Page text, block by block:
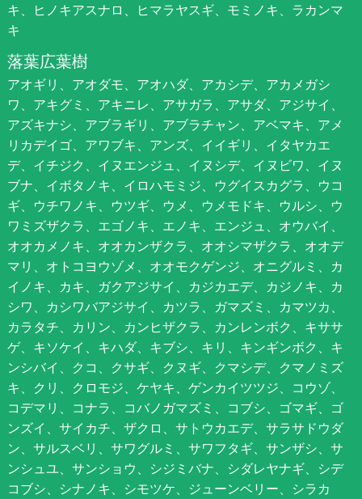
キ、ヒノキアスナロ、ヒマラヤスギ、モミノキ、ラカンマ
キ
落葉広葉樹
アオギリ、アオダモ、アオハダ、アカシデ、アカメガシ
ワ、アキグミ、アキニレ、アサガラ、アサダ、アジサイ、
アズキナシ、アブラギリ、アブラチャン、アベマキ、アメ
リカデイゴ、アワブキ、アンズ、イイギリ、イタヤカエ
デ、イチジク、イヌエンジュ、イヌシデ、イヌビワ、イヌ
ブナ、イボタノキ、イロハモミジ、ウグイスカグラ、ウコ
ギ、ウチワノキ、ウツギ、ウメ、ウメモドキ、ウルシ、ウ
ワミズザクラ、エゴノキ、エノキ、エンジュ、オウバイ、
オオカメノキ、オオカンザクラ、オオシマザクラ、オオデ
マリ、オトコヨウゾメ、オオモクゲンジ、オニグルミ、カ
イノキ、カキ、ガクアジサイ、カジカエデ、カジノキ、カ
シワ、カシワバアジサイ、カツラ、ガマズミ、カマツカ、
カラタチ、カリン、カンヒザクラ、カンレンボク、キササ
ゲ、キソケイ、キハダ、キブシ、キリ、キンギンボク、キ
ンシバイ、クコ、クサギ、クヌギ、クマシデ、クマノミズ
キ、クリ、クロモジ、ケヤキ、ゲンカイツツジ、コウゾ、
コデマリ、コナラ、コバノガマズミ、コブシ、ゴマギ、ゴ
ンズイ、サイカチ、ザクロ、サトウカエデ、サラサドウダ
ン、サルスベリ、サワグルミ、サワフタギ、サンザシ、サ
ンシュユ、サンショウ、シジミバナ、シダレヤナギ、シデ
コブシ、シナノキ、シモツケ、ジューンベリー、シラカ